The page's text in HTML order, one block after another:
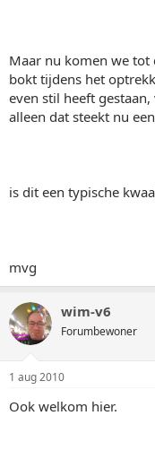
Maar nu komen we tot
bokt tijdens het
even stil heeft
alleen dat steekt nu
is dit een typische
mvg
wim-v6
Forumbewoner
1 aug 2010
Ook welkom hier.